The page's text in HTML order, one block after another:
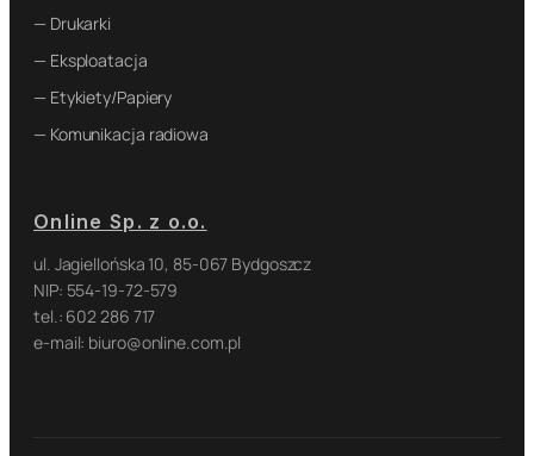
— Drukarki
— Eksploatacja
— Etykiety/Papiery
— Komunikacja radiowa
Online Sp. z o.o.
ul. Jagiellońska 10, 85-067 Bydgoszcz
NIP: 554-19-72-579
tel.: 602 286 717
e-mail: biuro@online.com.pl